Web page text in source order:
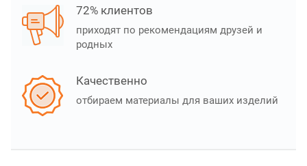
72% клиентов
приходят по рекомендациям друзей и
родных
Качественно
отбираем материалы для ваших изделий